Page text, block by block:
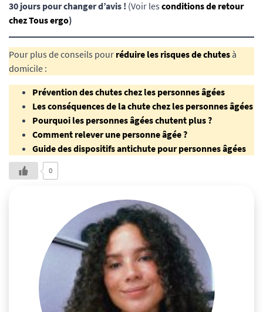
30 jours pour changer d’avis ! (Voir les conditions de retour
chez Tous ergo)
Pour plus de conseils pour réduire les risques de chutes à
domicile :
Prévention des chutes chez les personnes âgées
Les conséquences de la chute chez les personnes âgées
Pourquoi les personnes âgées chutent plus ?
Comment relever une personne âgée ?
Guide des dispositifs antichute pour personnes âgées
0